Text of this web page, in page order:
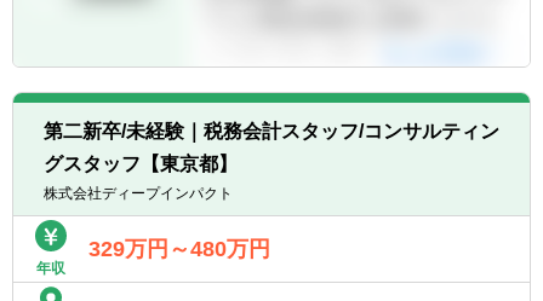
■業務経験者として業務の改善を提案できる
■チームメンバーとして社内外に良好なコミ
ュニケーションを図ることで、スムーズな交
渉や調整ができる
■クライアントの課題に対して真摯に向き合
い、最適な解決策を
チームメンバーと提案ができる
第二新卒/未経験｜税務会計スタッフ/コンサルティン
グスタッフ【東京都】
株式会社ディープインパクト
年収
329万円～480万円